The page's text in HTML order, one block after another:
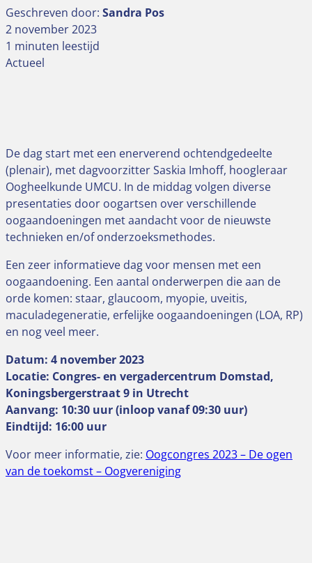
Geschreven door: Sandra Pos
2 november 2023
1 minuten leestijd
Actueel
De dag start met een enerverend ochtendgedeelte
(plenair), met dagvoorzitter Saskia Imhoff, hoogleraar
Oogheelkunde UMCU. In de middag volgen diverse
presentaties door oogartsen over verschillende
oogaandoeningen met aandacht voor de nieuwste
technieken en/of onderzoeksmethodes.
Een zeer informatieve dag voor mensen met een
oogaandoening. Een aantal onderwerpen die aan de
orde komen: staar, glaucoom, myopie, uveitis,
maculadegeneratie, erfelijke oogaandoeningen (LOA, RP)
en nog veel meer.
Datum: 4 november 2023
Locatie: Congres- en vergadercentrum Domstad,
Koningsbergerstraat 9 in Utrecht
Aanvang: 10:30 uur (inloop vanaf 09:30 uur)
Eindtijd: 16:00 uur
Voor meer informatie, zie: Oogcongres 2023 – De ogen
van de toekomst – Oogvereniging